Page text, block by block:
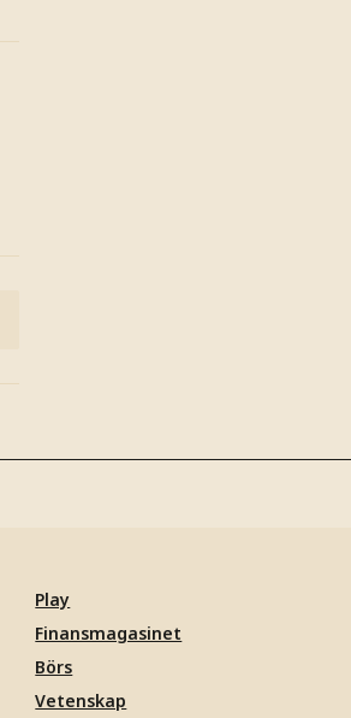
Play
Finansmagasinet
Börs
Vetenskap